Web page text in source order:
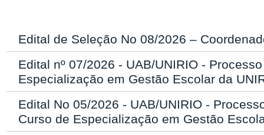
Edital de Seleção No 08/2026 –
Edital nº 07/2026 - UAB/UNIRIO -
Especialização em Gestão Escolar da
Edital No 05/2026 - UAB/UNIRIO -
Curso de Especialização em Gestão